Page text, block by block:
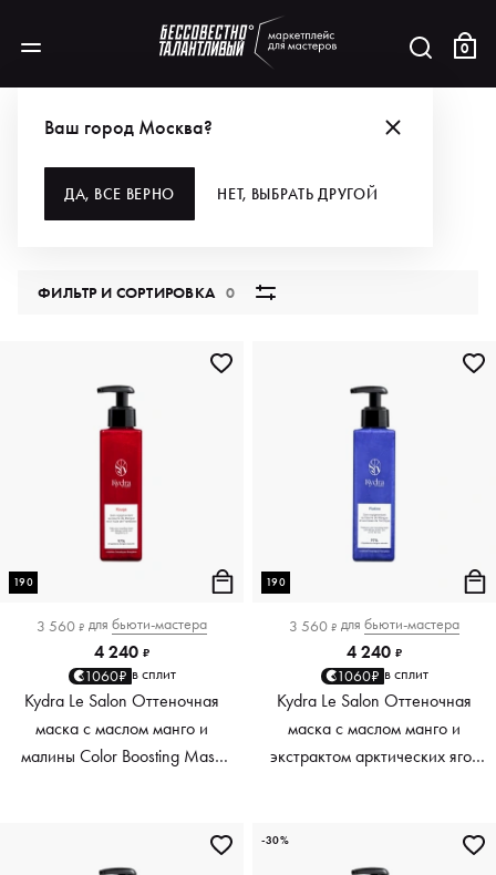
0
Ваш город Москва?
ДА, ВСЕ ВЕРНО НЕТ, ВЫБРАТЬ ДРУГОЙ
ВСЕ КАТЕГОРИИ
ФИЛЬТР И СОРТИРОВКА0
190
3 560 ₽ для бьюти-мастера
4 240 ₽
1060₽ в сплит
Kydra Le Salon Оттеночная
маска с маслом манго и
малины Color Boosting Mask
190
3 560 ₽ для бьюти-мастера
4 240 ₽
1060₽ в сплит
Kydra Le Salon Оттеночная
маска с маслом манго и
экстрактом арктических ягод
-30%